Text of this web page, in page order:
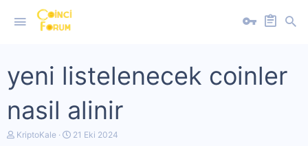
yeni listelenecek coinler
nasil alinir
K
KriptoKale
B
21 Eki 2024